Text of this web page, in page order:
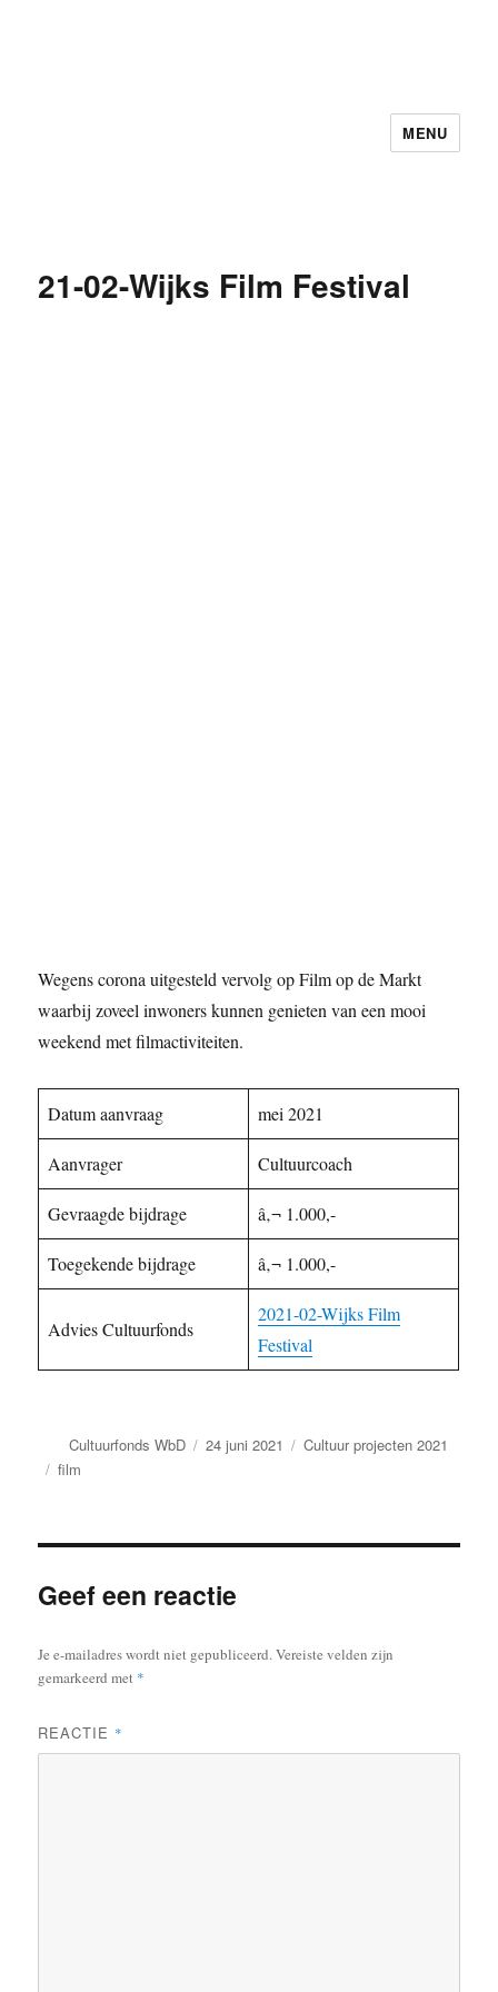
MENU
21-02-Wijks Film Festival
Wegens corona uitgesteld vervolg op Film op de Markt
waarbij zoveel inwoners kunnen genieten van een mooi
weekend met filmactiviteiten.
Datum aanvraag mei 2021
Aanvrager Cultuurcoach
Gevraagde bijdrage â‚¬ 1.000,-
Toegekende bijdrage â‚¬ 1.000,-
Advies Cultuurfonds
2021-02-Wijks Film
Festival
Auteur
Cultuurfonds WbD
Geplaatst
24 juni 2021 Categorieën
Cultuur projecten 2021
Tags
film
Geef een reactie
Je e-mailadres wordt niet gepubliceerd.Vereiste velden zijn
gemarkeerd met *
REACTIE *